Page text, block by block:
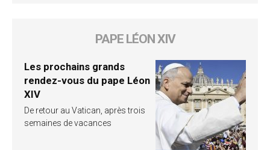
PAPE LÉON XIV
Les prochains grands
rendez-vous du pape Léon
XIV
De retour au Vatican, après trois
semaines de vacances